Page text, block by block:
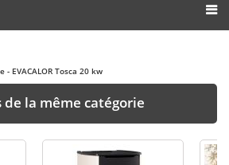
EVACALOR Tosca 20 kw
la même catégorie